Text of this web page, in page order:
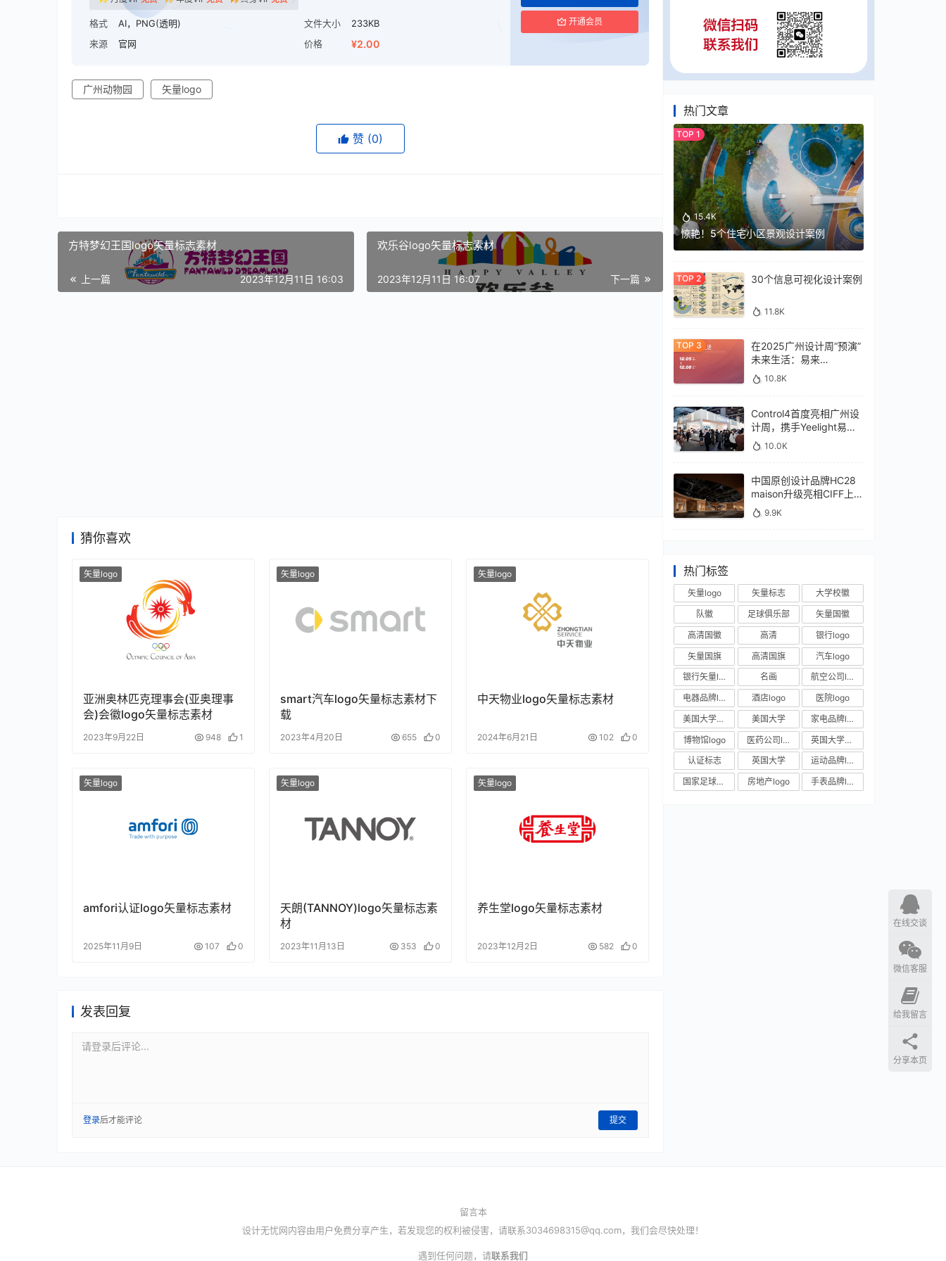
格式 AI，PNG(透明) 文件大小
233KB
来源
官网 价格 ¥2.00
开通会员
广州动物园 矢量logo
赞 (0)
方特梦幻王国logo矢量标志素材
上一篇 2023年12月11日 16:03
欢乐谷logo矢量标志素材
下一篇
2023年12月11日 16:07
猜你喜欢
矢量logo
亚洲奥林匹克理事会(亚奥理事
会)会徽logo矢量标志素材
2023年9月22日 948 1
矢量logo
smart汽车logo矢量标志素材下
载
2023年4月20日 655 0
矢量logo
中天物业logo矢量标志素材
2024年6月21日 102 0
矢量logo
amfori认证logo矢量标志素材
2025年11月9日 107 0
矢量logo
天朗(TANNOY)logo矢量标志素
材
2023年11月13日 353 0
矢量logo
养生堂logo矢量标志素材
2023年12月2日 582 0
发表回复
请登录后评论...
登录后才能评论 提交
热门文章
15.4K
惊艳！5个住宅小区景观设计案例
30个信息可视化设计案例
11.8K
在2025广州设计周“预演”
未来生活：易来
xControl4展位待您亲鉴
10.8K
Control4首度亮相广州设
计周，携手Yeelight易来
深化本土战略
10.0K
中国原创设计品牌HC28
maison升级亮相CIFF上
海，汇聚设计巨擘
9.9K
热门标签
矢量logo 矢量标志
大学校徽
队徽
足球俱乐部
矢量国徽
高清国徽
高清
银行logo
矢量国旗
高清国旗
汽车logo
银行矢量logo
名画
航空公司logo
电器品牌logo
酒店logo
医院logo
美国大学校徽
美国大学
家电品牌logo
博物馆logo
医药公司logo
英国大学校徽
认证标志
英国大学
运动品牌logo
国家足球队队徽
房地产logo 手表品牌logo
留言本
设计无忧网内容由用户免费分享产生，若发现您的权利被侵害，请联系3034698315@qq.com，我们会尽快处理！
遇到任何问题，请联系我们
在线交谈
微信客服
给我留言
分享本页